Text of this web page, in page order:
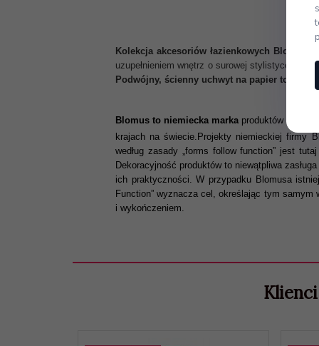
Kolekcja akcesoriów łazienkowych Blomus
uzupełnieniem wnętrz o surowej stylistyce.
Podwójny, ścienny uchwyt na papier
Blomus to niemiecka markaproduktów z
krajach na świecie.Projekty niemieckiej firmy
według zasady „forms follow function” jest
Dekoracyjność produktów to niewątpliwa
ich praktyczności. W przypadku Blomusa
Function” wyznacza cel, określając tym
i wykończeniem.